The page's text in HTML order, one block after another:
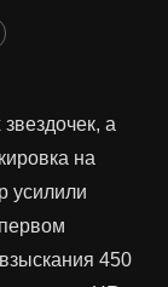
а
на
усилили
450